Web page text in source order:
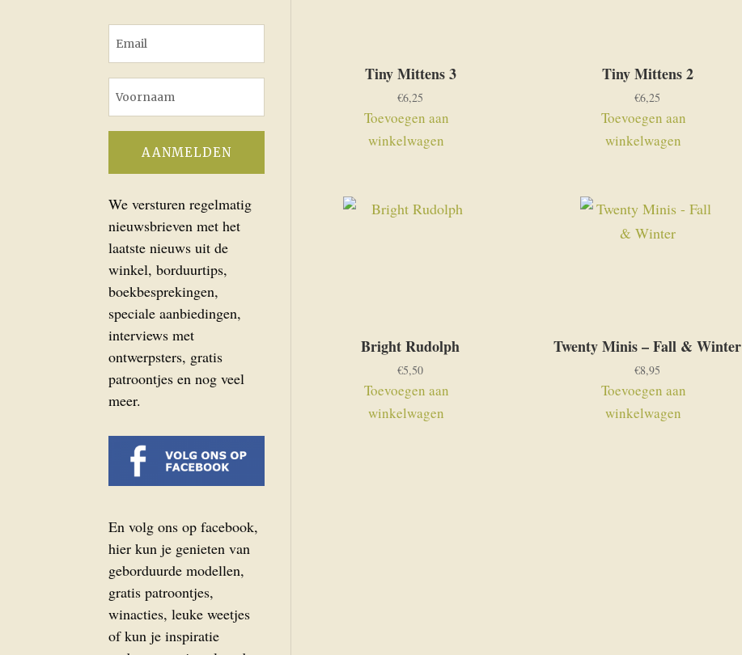
Tiny Mittens 3
€6,25
Toevoegen aan
winkelwagen
Tiny Mittens 2
€6,25
Toevoegen aan
winkelwagen
Bright Rudolph
€5,50
Toevoegen aan
winkelwagen
Twenty Minis – Fall & Winter
€8,95
Toevoegen aan
winkelwagen
We versturen regelmatig
nieuwsbrieven met het
laatste nieuws uit de
winkel, borduurtips,
boekbesprekingen,
speciale aanbiedingen,
interviews met
ontwerpsters, gratis
patroontjes en nog veel
meer.
En volg ons op facebook,
hier kun je genieten van
geborduurde modellen,
gratis patroontjes,
winacties, leuke weetjes
of kun je inspiratie